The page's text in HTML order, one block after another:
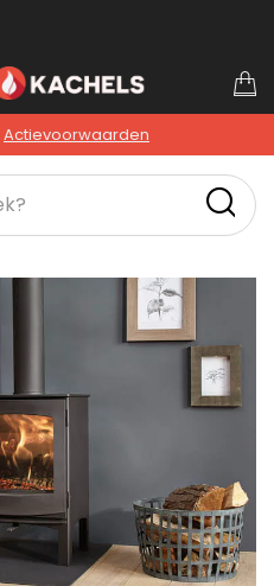
Actievoorwaarden